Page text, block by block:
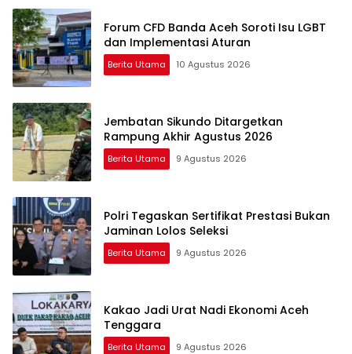
Forum CFD Banda Aceh Soroti Isu LGBT
dan Implementasi Aturan
Berita Utama 10 Agustus 2026
Jembatan Sikundo Ditargetkan
Rampung Akhir Agustus 2026
Berita Utama 9 Agustus 2026
Polri Tegaskan Sertifikat Prestasi Bukan
Jaminan Lolos Seleksi
Berita Utama 9 Agustus 2026
Kakao Jadi Urat Nadi Ekonomi Aceh
Tenggara
Berita Utama 9 Agustus 2026